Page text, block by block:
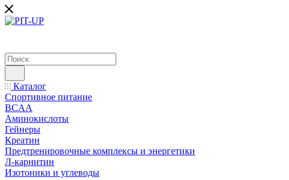
Каталог
Спортивное питание
BCAA
Аминокислоты
Гейнеры
Креатин
Предтренировочные комплексы и энергетики
Л-карнитин
Изотоники и углеводы